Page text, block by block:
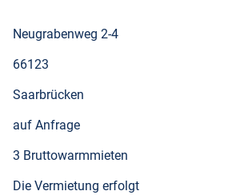
Neugrabenweg 2-4
66123
Saarbrücken
auf Anfrage
3 Bruttowarmmieten
Die Vermietung erfolgt